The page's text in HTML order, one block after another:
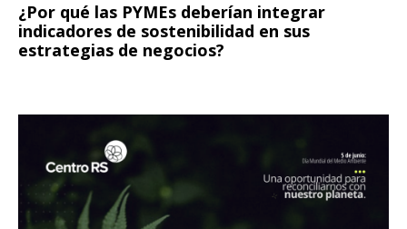
¿Por qué las PYMEs deberían integrar
indicadores de sostenibilidad en sus
estrategias de negocios?